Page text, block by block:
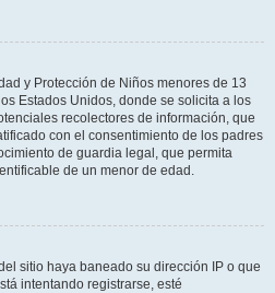
y Protección de Niños menores de 13
Estados Unidos, donde se solicita a los
recolectores de información, que
con el consentimiento de los padres
de guardia legal, que permita
de un menor de edad.
sitio haya baneado su dirección IP o que
intentando registrarse, esté